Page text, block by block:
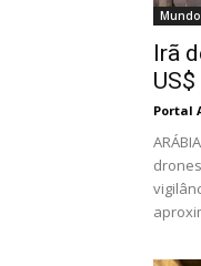
Mundo
Irã
Portal